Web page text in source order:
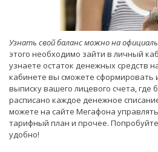
Узнать свой баланс можно на
этого необходимо зайти в личный
узнаете остаток денежных средств
кабинете вы сможете сформировать
выписку вашего лицевого счета, где
расписано каждое денежное
можете на сайте Мегафона
тарифный план и прочее.
удобно!